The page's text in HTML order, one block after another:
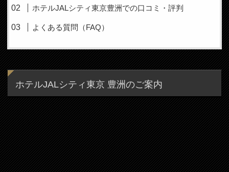
ホテルJALシティ東京豊洲での口コミ・評判
よくある質問（FAQ）
ホテルJALシティ東京 豊洲のご案内